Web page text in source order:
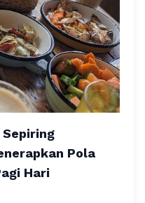
Sepiring
Pola
Hari